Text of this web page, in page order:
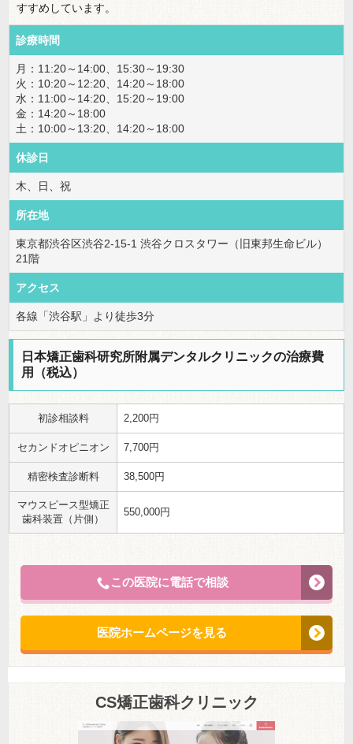
すすめしています。
診療時間
月：11:20～14:00、15:30～19:30
火：10:20～12:20、14:20～18:00
水：11:00～14:20、15:20～19:00
金：14:20～18:00
土：10:00～13:20、14:20～18:00
休診日
木、日、祝
所在地
東京都渋谷区渋谷2-15-1 渋谷クロスタワー（旧東邦生命ビル）
21階
アクセス
各線「渋谷駅」より徒歩3分
日本矯正歯科研究所附属デンタルクリニックの治療費
用（税込）
初診相談料 2,200円
セカンドオピニオン 7,700円
精密検査診断料 38,500円
マウスピース型矯正
歯科装置（片側）
550,000円
この医院に電話で相談
医院ホームページを見る
CS矯正歯科クリニック